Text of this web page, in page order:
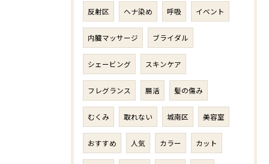
反射区 ヘナ染め 呼吸 イベント
内臓マッサージ ブライダル
シェービング スキンケア
フレグランス 腸活 髪の傷み
むくみ 取れない 城南区 美容室
おすすめ 人気 カラー カット